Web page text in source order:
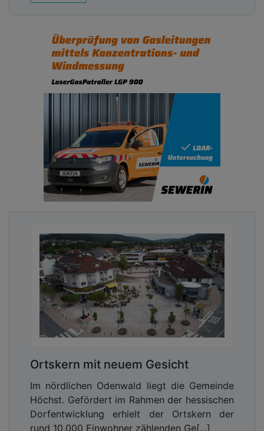
Ortskern mit neuem Gesicht
Im nördlichen Odenwald liegt die Gemeinde
Höchst. Gefördert im Rahmen der hessischen
Dorfentwicklung erhielt der Ortskern der
rund 10.000 Einwohner zählenden Ge[...]